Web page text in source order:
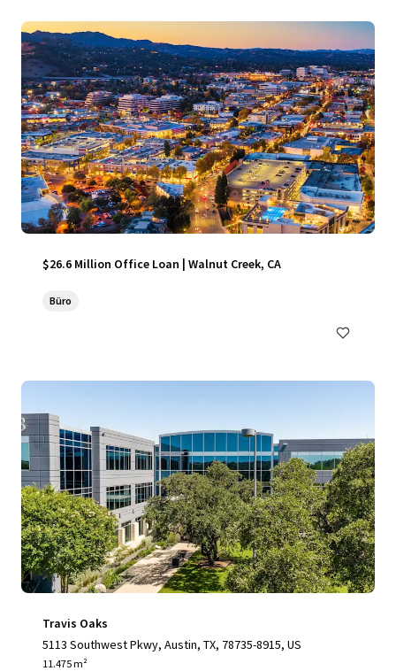
$26.6 Million Office Loan | Walnut Creek, CA
Büro
Travis Oaks
5113 Southwest Pkwy, Austin, TX, 78735-8915, US
11.475 m²